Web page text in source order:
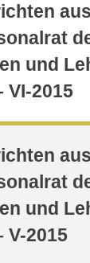
und
VI-2015
und
V-2015